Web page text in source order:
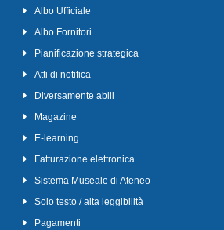
Albo Ufficiale
Albo Fornitori
Pianificazione strategica
Atti di notifica
Diversamente abili
Magazine
E-learning
Fatturazione elettronica
Sistema Museale di Ateneo
Solo testo / alta leggibilità
Pagamenti